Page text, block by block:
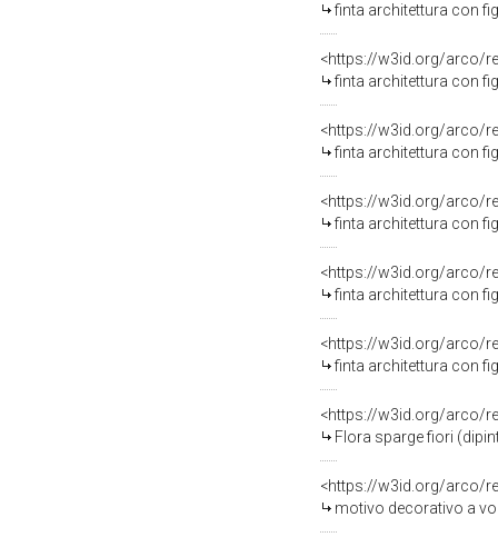
finta architettura con
<https://w3id.org/arco/
finta architettura con
<https://w3id.org/arco/
finta architettura con
<https://w3id.org/arco/
finta architettura con
<https://w3id.org/arco/
finta architettura con
<https://w3id.org/arco/
finta architettura con
<https://w3id.org/arco/
Flora sparge fiori
<https://w3id.org/arco/
motivo decorativo a